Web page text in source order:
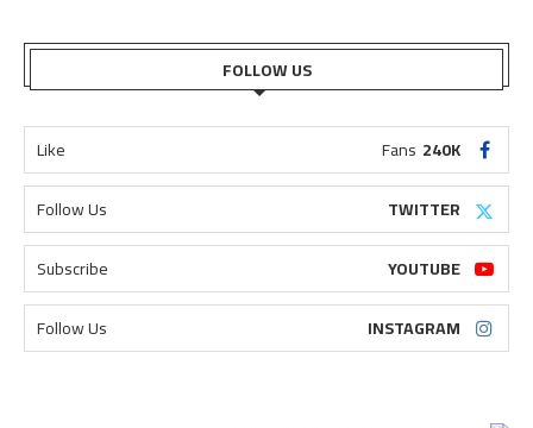
FOLLOW US
240K
Fans
Like
TWITTER
Follow Us
YOUTUBE
Subscribe
INSTAGRAM
Follow Us